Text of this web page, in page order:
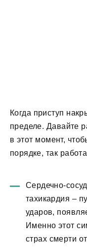
Когда приступ
пределе. Давайте
в этот момент,
порядке, так
Сердечно-
тахикардия –
ударов,
Именно этот
страх смерти